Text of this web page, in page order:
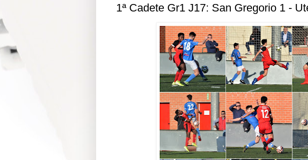
1ª Cadete Gr1 J17: San Gregorio 1 -